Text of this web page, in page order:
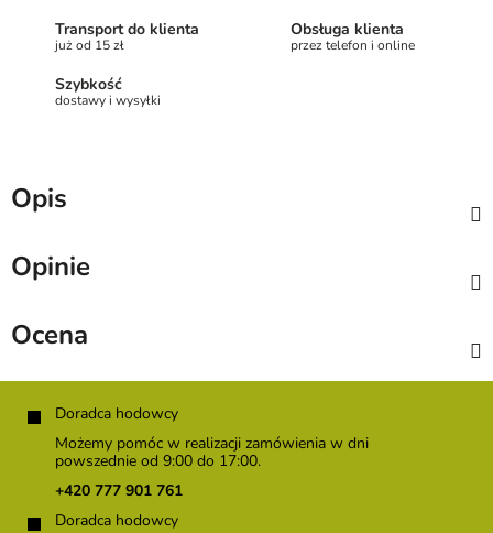
Transport do klienta
już od 15 zł
Obsługa klienta
przez telefon i online
Szybkość
dostawy i wysyłki
Opis
Opinie
Ocena
Doradca hodowcy
Możemy pomóc w realizacji zamówienia w dni
powszednie od 9:00 do 17:00.
+420 777 901 761
Doradca hodowcy